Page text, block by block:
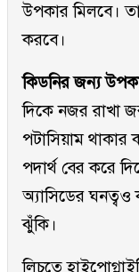
উপকার মিলবে।
করবে।
কিডনির জন্য
দিকে নজর রাখা
পটাসিয়াম থাকার
পদার্থ বের করে
অ্যাসিডের ঘনত্বও
ঝুঁকি।
লিচুতে